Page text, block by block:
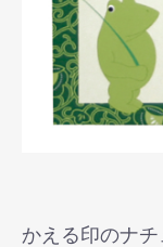
かえる印のナ